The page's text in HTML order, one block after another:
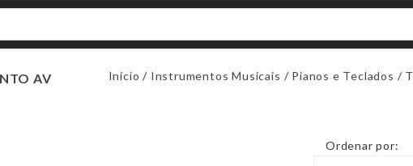
AV Início Instrumentos Musicais Pianos e Teclados
Ordenar por: